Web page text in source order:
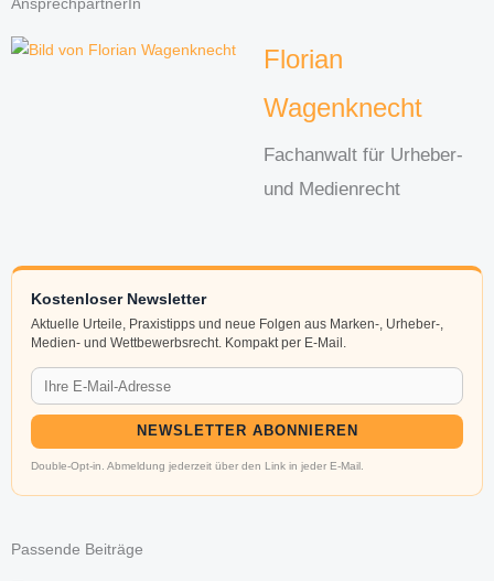
AnsprechpartnerIn
Florian
Wagenknecht
Fachanwalt für Urheber-
und Medienrecht
Kostenloser Newsletter
Aktuelle Urteile, Praxistipps und neue Folgen aus Marken-, Urheber-,
Medien- und Wettbewerbsrecht. Kompakt per E-Mail.
NEWSLETTER ABONNIEREN
Double-Opt-in. Abmeldung jederzeit über den Link in jeder E-Mail.
Passende Beiträge